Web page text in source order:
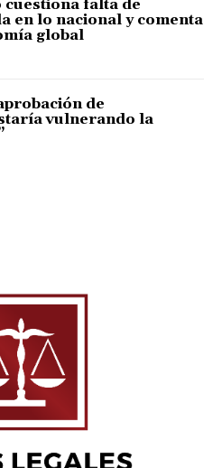
falta de
en lo nacional y comenta
global
de
vulnerando la